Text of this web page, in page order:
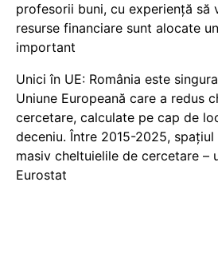
profesorii buni, cu experiență să
resurse financiare sunt alocate
important
Unici în UE: România este
Uniune Europeană care a redus
cercetare, calculate pe cap de
deceniu. Între 2015-2025,
masiv cheltuielile de cercetare –
Eurostat